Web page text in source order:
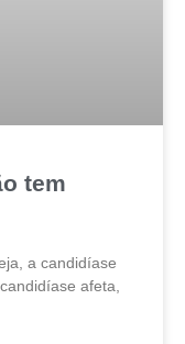
tem
a candidíase
afeta,